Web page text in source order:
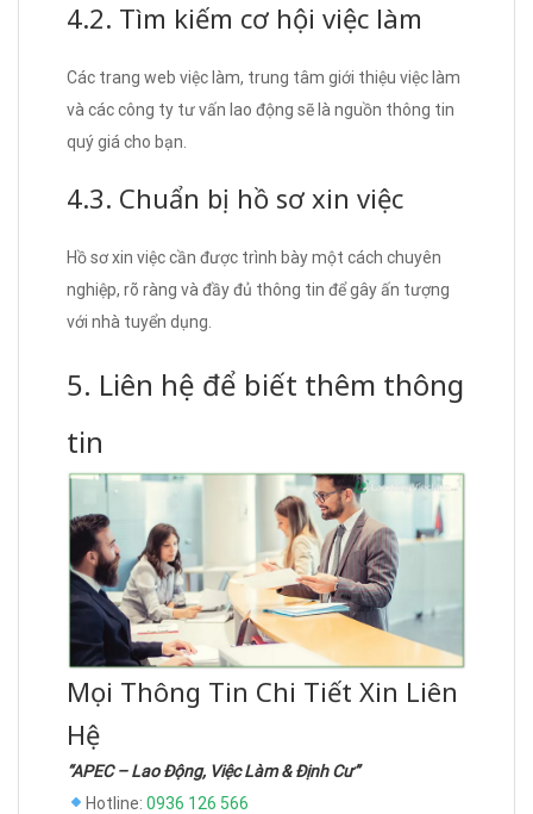
4.2. Tìm kiếm cơ hội việc làm
Các trang web việc làm, trung tâm giới thiệu việc làm
và các công ty tư vấn lao động sẽ là nguồn thông tin
quý giá cho bạn.
4.3. Chuẩn bị hồ sơ xin việc
Hồ sơ xin việc cần được trình bày một cách chuyên
nghiệp, rõ ràng và đầy đủ thông tin để gây ấn tượng
với nhà tuyển dụng.
5. Liên hệ để biết thêm thông
tin
Mọi Thông Tin Chi Tiết Xin Liên
Hệ
“APEC – Lao Động, Việc Làm & Định Cư”
Hotline: 0936 126 566